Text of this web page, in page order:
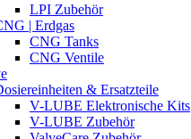
LPI Zubehör
| Erdgas
CNG Tanks
CNG Ventile
& Ersatzteile
V-LUBE Elektronische Kits
V-LUBE Zubehör